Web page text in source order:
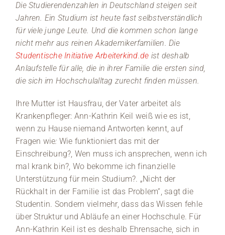
Die Studierendenzahlen in Deutschland steigen seit
Jahren. Ein Studium ist heute fast selbstverständlich
für viele junge Leute. Und die kommen schon lange
nicht mehr aus reinen Akademikerfamilien. Die
Studentische Initiative Arbeiterkind.de ist deshalb
Anlaufstelle für alle, die in ihrer Familie die ersten sind,
die sich im Hochschulalltag zurecht finden müssen.
Ihre Mutter ist Hausfrau, der Vater arbeitet als
Krankenpfleger: Ann-Kathrin Keil weiß wie es ist,
wenn zu Hause niemand Antworten kennt, auf
Fragen wie: Wie funktioniert das mit der
Einschreibung?, Wen muss ich ansprechen, wenn ich
mal krank bin?, Wo bekomme ich finanzielle
Unterstützung für mein Studium?. „Nicht der
Rückhalt in der Familie ist das Problem“, sagt die
Studentin. Sondern vielmehr, dass das Wissen fehle
über Struktur und Abläufe an einer Hochschule. Für
Ann-Kathrin Keil ist es deshalb Ehrensache, sich in